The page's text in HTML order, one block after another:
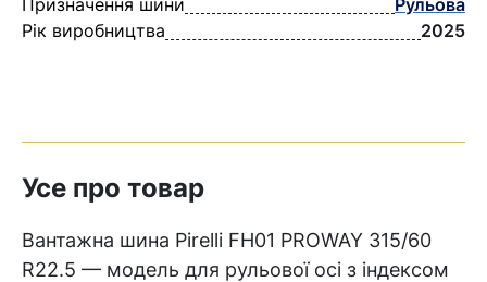
Призначення шини
Рульова
Рік виробництва
2025
Усе про товар
Вантажна шина Pirelli FH01 PROWAY 315/60
R22.5 — модель для рульової осі з індексом